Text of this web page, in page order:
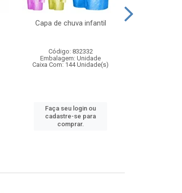
Capa de chuva infantil
Código: 832332
Embalagem: Unidade
Caixa Com: 144 Unidade(s)
Faça seu login ou
cadastre-se para
comprar.